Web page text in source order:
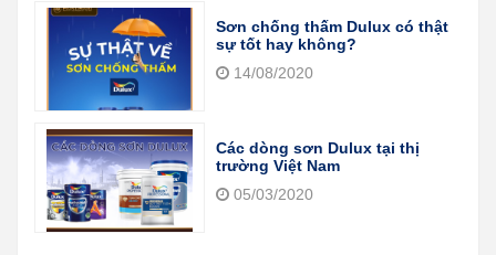
Sơn chống thấm Dulux có thật
sự tốt hay không?
14/08/2020
Các dòng sơn Dulux tại thị
trường Việt Nam
05/03/2020